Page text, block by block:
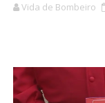
Vida de Bombeiro